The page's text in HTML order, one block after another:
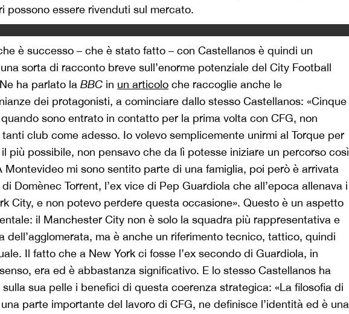
possono essere rivenduti sul mercato.
è successo – che è stato fatto – con Castellanos è quindi un
sorta di racconto breve sull’enorme potenziale del City Football
ha parlato la BBC in un articolo che raccoglie anche le
dei protagonisti, a cominciare dallo stesso Castellanos: «Cinque
sono entrato in contatto per la prima volta con CFG, non
tanti club come adesso. Io volevo semplicemente unirmi al Torque per
più possibile, non pensavo che da lì potesse iniziare un percorso così
Montevideo mi sono sentito parte di una famiglia, poi però è arrivata
di Domènec Torrent, l’ex vice di Pep Guardiola che all’epoca allenava i
City, e non potevo perdere questa occasione». Questo è un aspetto
il Manchester City non è solo la squadra più rappresentativa e
dell’agglomerata, ma è anche un riferimento tecnico, tattico, quindi
Il fatto che a New York ci fosse l’ex secondo di Guardiola, in
era ed è abbastanza significativo. E lo stesso Castellanos ha
sulla sua pelle i benefici di questa coerenza strategica: «La filosofia di
parte importante del lavoro di CFG, ne definisce l’identità ed è una